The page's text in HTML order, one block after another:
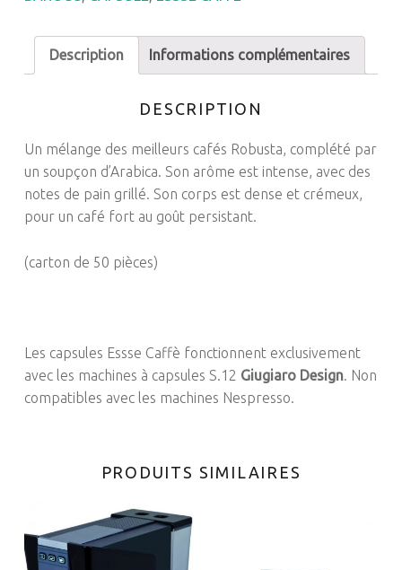
Description Informations complémentaires
DESCRIPTION
Un mélange des meilleurs cafés Robusta, complété par
un soupçon d’Arabica. Son arôme est intense, avec des
notes de pain grillé. Son corps est dense et crémeux,
pour un café fort au goût persistant.
(carton de 50 pièces)
Les capsules Essse Caffè fonctionnent exclusivement
avec les machines à capsules S.12 Giugiaro Design. Non
compatibles avec les machines Nespresso.
PRODUITS SIMILAIRES